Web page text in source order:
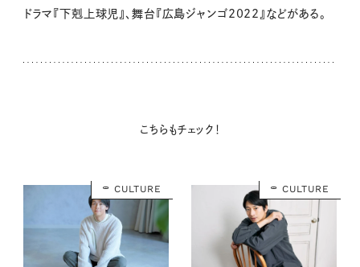
ドラマ『下剋上球児』、舞台『広島ジャンゴ2022』などがある。
こちらもチェック！
CULTURE CULTURE